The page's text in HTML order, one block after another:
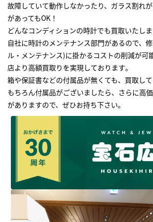
故障していて動作しなかったり、ガラス割れ
があってもOK！
どんなコンディションの時計でも買取いたし
自社に時計のメンテナンス部門があるので、
ル・メンテナンス)に掛かるコストの削減が可
店より高額買取りを実現しております｡
箱や保証書などの付属品が無くても、買取して
もちろん付属品がございましたら、さらに高
がありますので、ぜひお持ち下さい｡